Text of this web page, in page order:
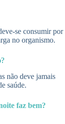
se consumir por
no organismo.
não deve jamais
saúde.
faz bem?